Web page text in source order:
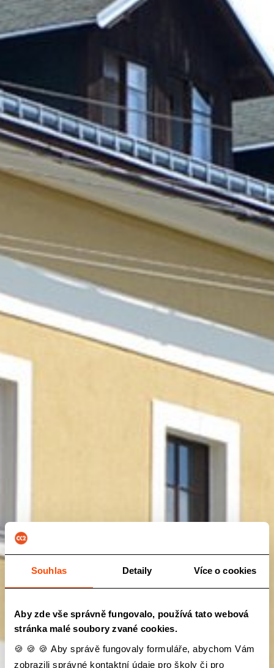
Souhlas Detaily Více o cookies
Aby zde vše správně fungovalo, používá tato webová
stránka malé soubory zvané cookies.
🍪 🍪 🍪 Aby správě fungovaly formuláře, abychom Vám
zobrazili správné kontaktní údaje pro školy či pro